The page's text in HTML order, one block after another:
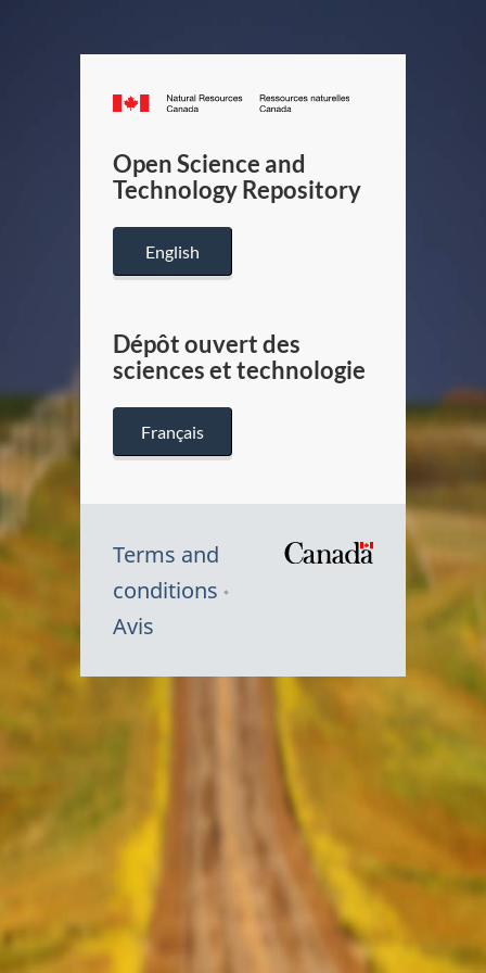
Canada.ca
/
Canada
Open Science and
Technology Repository
English
Dépôt ouvert des
sciences et technologie
Français
Terms and
conditions
Avis
Symbole
Canada